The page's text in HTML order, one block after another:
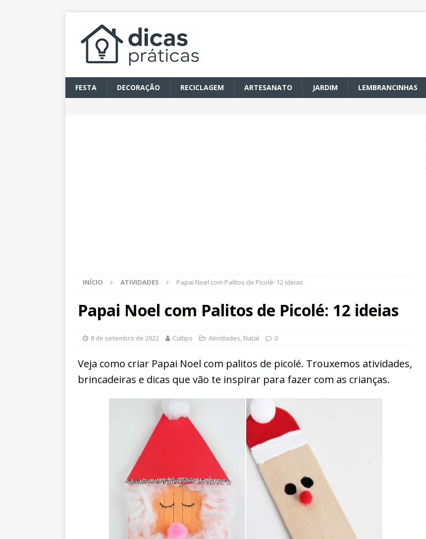
FESTA DECORAÇÃO RECICLAGEM ARTESANATO JARDIM LEMBRANCINHAS
INÍCIO ATIVIDADES Papai Noel com Palitos de Picolé: 12 ideias
Papai Noel com Palitos de Picolé: 12 ideias
8 de setembro de 2022 Cultips Atividades, Natal 0
Veja como criar Papai Noel com palitos de picolé. Trouxemos atividades,
brincadeiras e dicas que vão te inspirar para fazer com as crianças.